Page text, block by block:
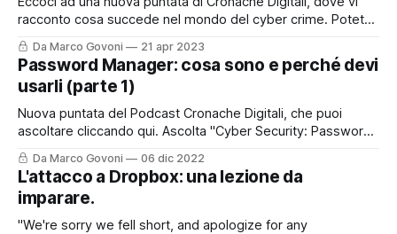
racconto cosa succede nel mondo del cyber crime. Potete
asoltare la puntata sul mio Podcast, cliccando qui o nel box
sottostante, oppure, continuare a leggere per trovare tutti i
riferimenti ed i link presenti nella storia del podcast di oggi.
Da Marco Govoni 21 apr 2023
Password Manager: cosa sono e perché devi
usarli (parte 1)
Nuova puntata del Podcast Cronache Digitali, che puoi
ascoltare cliccando qui. Ascolta "Cyber Security: Password
Manager. Cosa sono e perché devi usarli." su Spreaker.
Oggi vi lascio anche il contributo con questo post perché
l'argomento è molto interessante e certamente andrà
Da Marco Govoni 06 dic 2022
L'attacco a Dropbox: una lezione da
imparare.
"We're sorry we fell short, and apologize for any